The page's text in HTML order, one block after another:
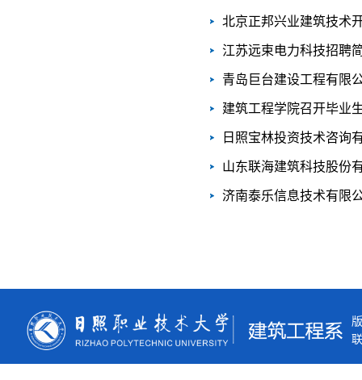
北京正邦兴业建筑技术
江苏远束电力科技招聘
青岛巨台建设工程有限
建筑工程学院召开毕业
日照宝林投资技术咨询
山东联海建筑科技股份
济南泰乐信息技术有限